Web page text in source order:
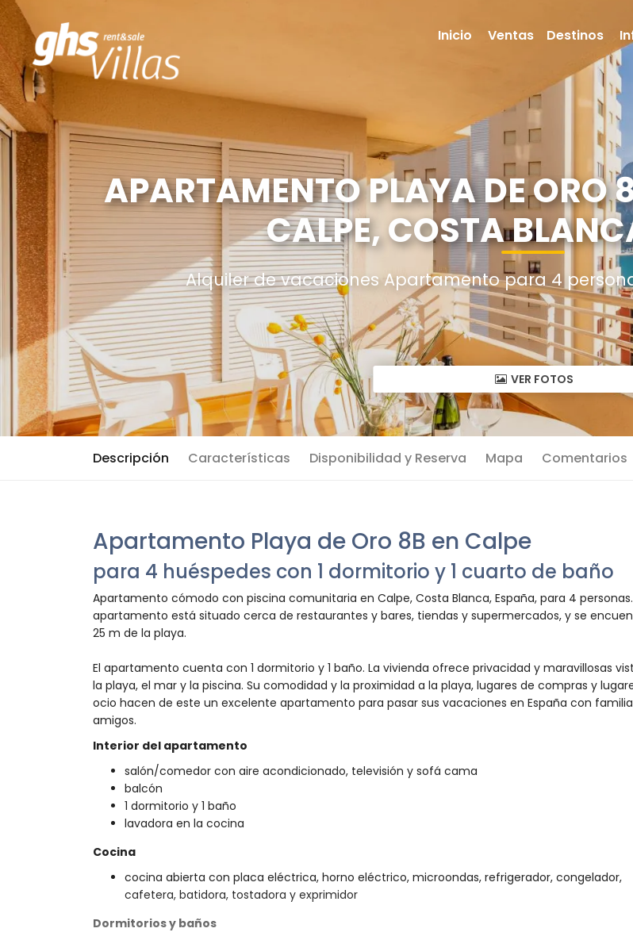
APARTAMENTO PLAYA DE ORO
CALPE, COSTA
Alquiler de vacaciones Apartamento para 4
VER FOTOS
Descripción Características Disponibilidad y Reserva Mapa Comentarios
Apartamento Playa de Oro 8B en Calpe
para 4 huéspedes con 1 dormitorio y 1 cuarto de baño
Apartamento cómodo con piscina comunitaria en Calpe, Costa Blanca, España, para 4 personas.
apartamento está situado cerca de restaurantes y bares, tiendas y supermercados, y se
25 m de la playa.
El apartamento cuenta con 1 dormitorio y 1 baño. La vivienda ofrece privacidad y maravillosas
la playa, el mar y la piscina. Su comodidad y la proximidad a la playa, lugares de compras y
ocio hacen de este un excelente apartamento para pasar sus vacaciones en España con
amigos.
Interior del apartamento
salón/comedor con aire acondicionado, televisión y sofá cama
balcón
1 dormitorio y 1 baño
lavadora en la cocina
Cocina
cocina abierta con placa eléctrica, horno eléctrico, microondas, refrigerador, congelador,
cafetera, batidora, tostadora y exprimidor
Dormitorios y baños
Inicio Ventas Destinos